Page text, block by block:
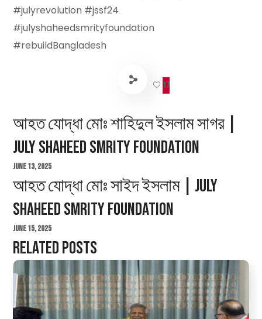
#julyrevolution #jssf24
#julyshaheedsmrityfoundation
#rebuildBangladesh
17
আহত যোদ্ধা মোঃ শাহিদুল ইসলাম সাগর |
July Shaheed Smrity Foundation
June 13, 2025
আহত যোদ্ধা মোঃ সাইদ ইসলাম | July
Shaheed Smrity Foundation
June 15, 2025
Related Posts